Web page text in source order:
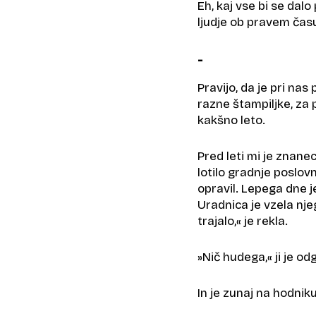
Eh, kaj vse bi se
ljudje ob pravem
-
Pravijo, da je pri nas
razne štampiljke, za
kakšno leto.
Pred leti mi je
lotilo gradnje
opravil. Lepega dne
Uradnica je vzela
trajalo,« je rekla.
»Nič hudega,« ji je
In je zunaj na